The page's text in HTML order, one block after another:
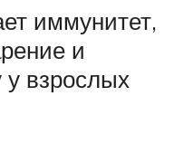
иммунитет,
и
взрослых